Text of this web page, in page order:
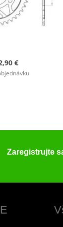
€
Zaregistrujte